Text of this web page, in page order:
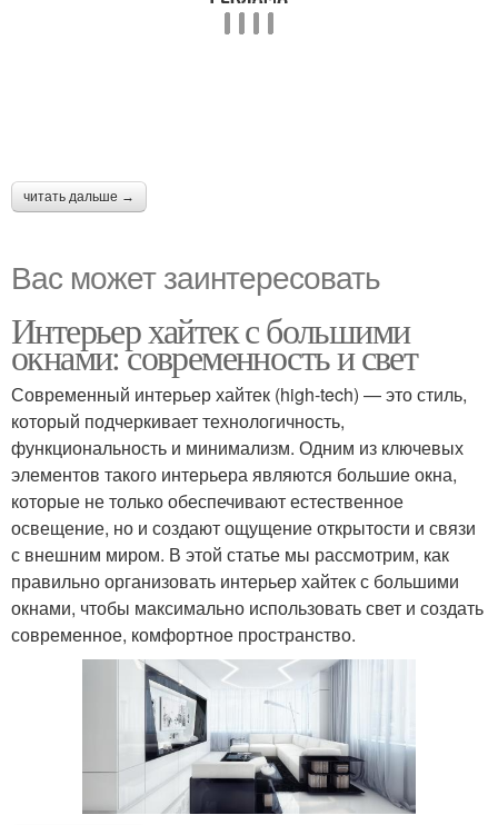
читать дальше →
Вас может заинтересовать
Интерьер хайтек с большими
окнами: современность и свет
Современный интерьер хайтек (high-tech) — это стиль,
который подчеркивает технологичность,
функциональность и минимализм. Одним из ключевых
элементов такого интерьера являются большие окна,
которые не только обеспечивают естественное
освещение, но и создают ощущение открытости и связи
с внешним миром. В этой статье мы рассмотрим, как
правильно организовать интерьер хайтек с большими
окнами, чтобы максимально использовать свет и создать
современное, комфортное пространство.